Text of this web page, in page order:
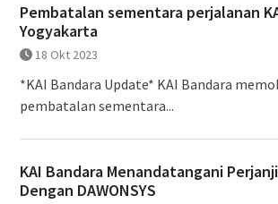
Pembatalan sementara perjalanan
Yogyakarta
18 Okt 2023
*KAI Bandara Update* KAI Bandara
pembatalan sementara...
KAI Bandara Menandatangani
Dengan DAWONSYS